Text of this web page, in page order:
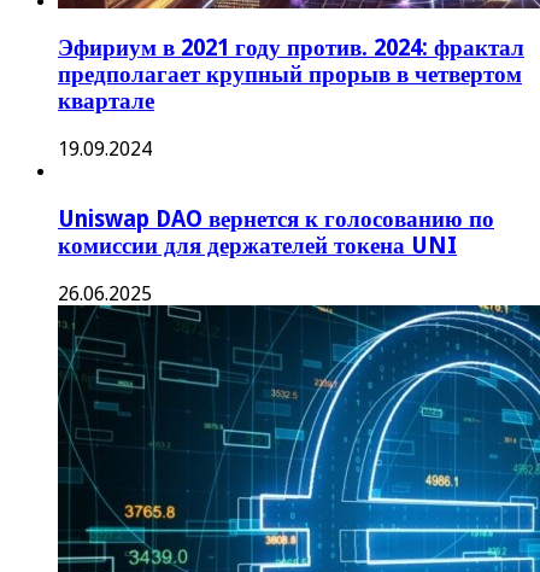
Эфириум в 2021 году против. 2024: фрактал
предполагает крупный прорыв в четвертом
квартале
19.09.2024
Uniswap DAO вернется к голосованию по
комиссии для держателей токена UNI
26.06.2025